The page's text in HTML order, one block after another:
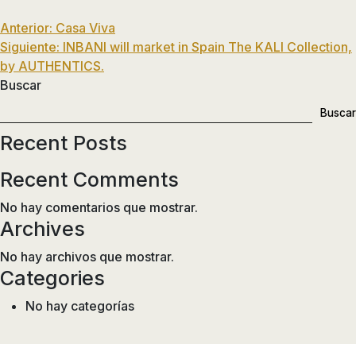
bañeras,
accesorios…
Navegación
de
entradas
Anterior: Casa Viva
Siguiente: INBANI will market in Spain The KALI Collection,
by AUTHENTICS.
Buscar
Buscar
Recent Posts
Recent Comments
No hay comentarios que mostrar.
Archives
No hay archivos que mostrar.
Categories
No hay categorías